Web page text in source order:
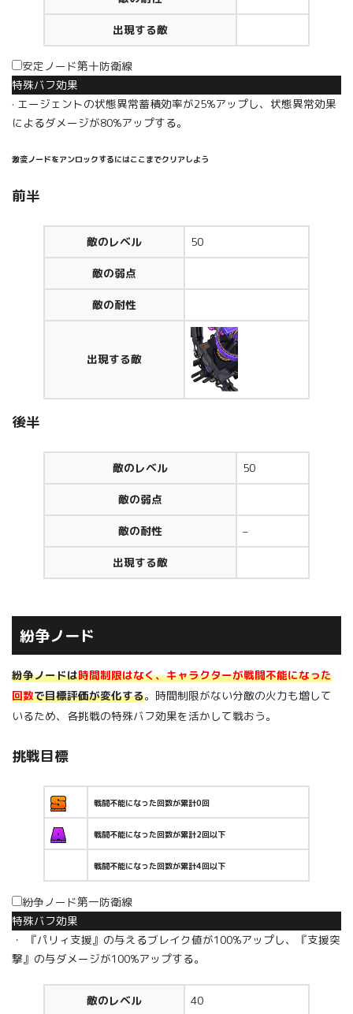
出現する敵
安定ノード第十防衛線
特殊バフ効果
· エージェントの状態異常蓄積効率が25%アップし、状態異常効果
によるダメージが80%アップする。
激変ノードをアンロックするにはここまでクリアしよう
前半
敵のレベル 50
敵の弱点
敵の耐性
出現する敵
後半
敵のレベル 50
敵の弱点
敵の耐性 –
出現する敵
紛争ノード
紛争ノードは時間制限はなく、キャラクターが戦闘不能になった
回数で目標評価が変化する。時間制限がない分敵の火力も増して
いるため、各挑戦の特殊バフ効果を活かして戦おう。
挑戦目標
戦闘不能になった回数が累計0回
戦闘不能になった回数が累計2回以下
戦闘不能になった回数が累計4回以下
紛争ノード第一防衛線
特殊バフ効果
・ 『パリィ支援』の与えるブレイク値が100%アップし、『支援突
撃』の与ダメージが100%アップする。
敵のレベル 40